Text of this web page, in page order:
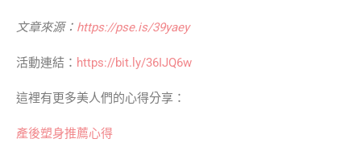
文章來源： https://pse.is/39yaey
活動連結： https://bit.ly/36IJQ6w
這裡有更多美人們的心得分享：
產後塑身推薦心得